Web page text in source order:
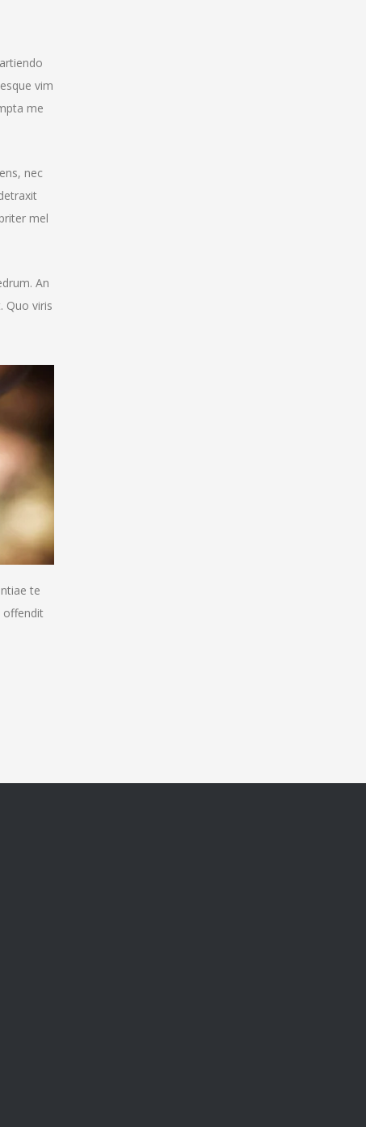
vim
me
nec
mel
An
Quo viris
te
offendit